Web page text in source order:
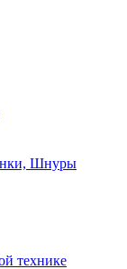
Шнуры
технике